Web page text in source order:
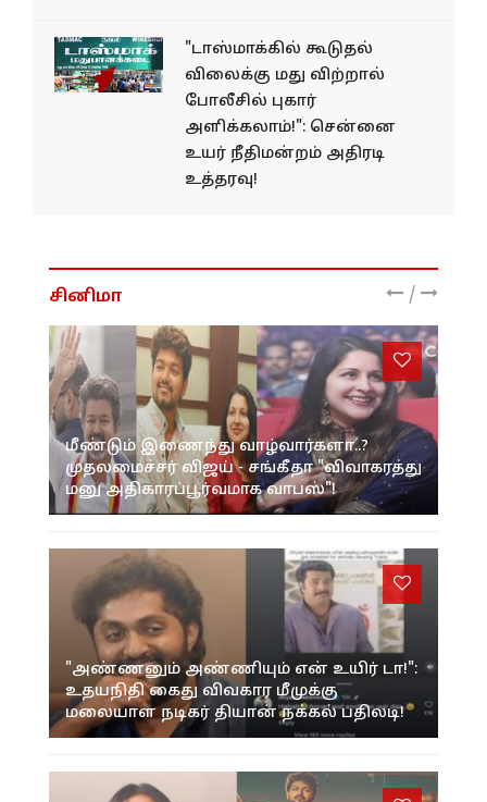
"டாஸ்மாக்கில் கூடுதல்
விலைக்கு மது விற்றால்
போலீசில் புகார்
அளிக்கலாம்!": சென்னை
உயர் நீதிமன்றம் அதிரடி
உத்தரவு!
சினிமா /
மீண்டும் இணைந்து வாழ்வார்களா..?
முதலமைச்சர் விஜய் - சங்கீதா "விவாகரத்து
மனு அதிகாரப்பூர்வமாக வாபஸ்"!
"அண்ணனும் அண்ணியும் என் உயிர் டா!":
உதயநிதி கைது விவகார மீமுக்கு
மலையாள நடிகர் தியான் நக்கல் பதிலடி!